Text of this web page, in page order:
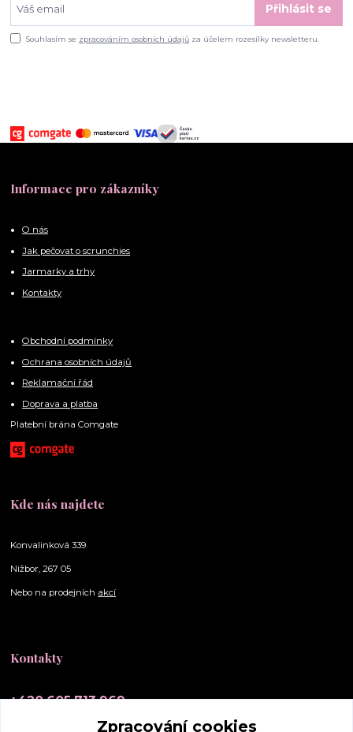
Přihlásit se
Souhlasím se zpracováním osobních údajů za účelem rozesílky newsletteru.
Informace pro zákazníky
O nás
Jak pečovat o scrunchies
Jarmarky a trhy
Kontakty
Obchodní podmínky
Ochrana osobních údajů
Reklamační řád
Doprava a platba
Platební brána Comgate
Kde nás najdete
Konvalinková 339
Nižbor, 267 05
Nebo na prodejních akcí
Kontakty
+420 605 713 969
Zpracování cookies